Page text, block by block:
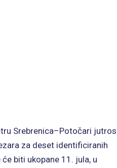
Srebrenica–Potočari jutros
za deset identificiranih
biti ukopane 11. jula, u